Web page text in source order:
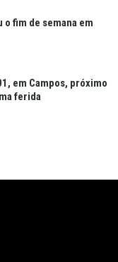
o fim de semana em
em Campos, próximo
ferida